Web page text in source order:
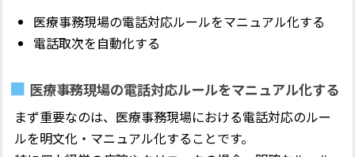
医療事務現場の電話対応ルールをマニュアル化する
電話取次を自動化する
医療事務現場の電話対応ルールをマニュアル化する
まず重要なのは、医療事務現場における電話対応のルー
ルを明文化・マニュアル化することです。